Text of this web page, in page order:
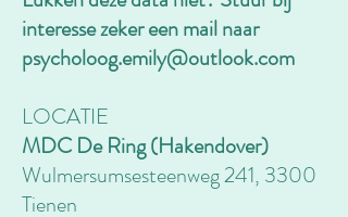
interesse zeker een mail naar
psycholoog.emily@outlook.com
LOCATIE
MDC De Ring (Hakendover)
Wulmersumsesteenweg 241, 3300
Tienen